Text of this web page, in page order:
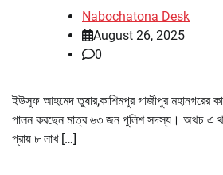
Nabochatona Desk
August 26, 2025
0
ইউসুফ আহমেদ তুষার,কাশিমপুর গাজীপুর মহানগরের
পালন করছেন মাত্র ৬৩ জন পুলিশ সদস্য। অথচ এ
প্রায় ৮ লাখ […]